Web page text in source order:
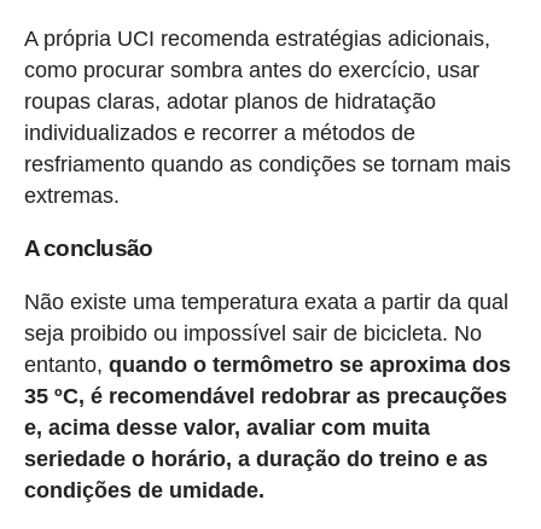
A própria UCI recomenda estratégias adicionais,
como procurar sombra antes do exercício, usar
roupas claras, adotar planos de hidratação
individualizados e recorrer a métodos de
resfriamento quando as condições se tornam mais
extremas.
A conclusão
Não existe uma temperatura exata a partir da qual
seja proibido ou impossível sair de bicicleta. No
entanto, quando o termômetro se aproxima dos
35 ºC, é recomendável redobrar as precauções
e, acima desse valor, avaliar com muita
seriedade o horário, a duração do treino e as
condições de umidade.